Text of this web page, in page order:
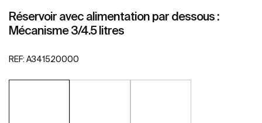
Réservoir avec alimentation par dessous :
Mécanisme 3/4.5 litres
REF: A341520000